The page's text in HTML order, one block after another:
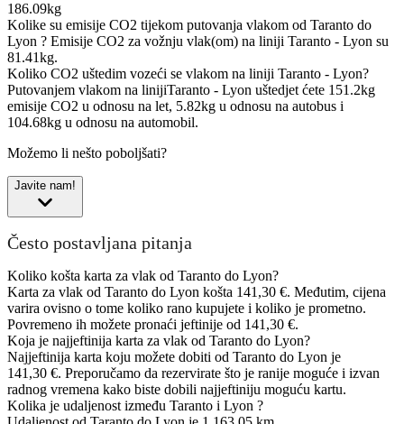
186.09kg
Kolike su emisije CO2 tijekom putovanja vlakom od Taranto do
Lyon ? Emisije CO2 za vožnju vlak(om) na liniji Taranto - Lyon su
81.41kg.
Koliko CO2 uštedim vozeći se vlakom na liniji Taranto - Lyon?
Putovanjem vlakom na linijiTaranto - Lyon uštedjet ćete 151.2kg
emisije CO2 u odnosu na let, 5.82kg u odnosu na autobus i
104.68kg u odnosu na automobil.
Možemo li nešto poboljšati?
Javite nam!
Često postavljana pitanja
Koliko košta karta za vlak od Taranto do Lyon?
Karta za vlak od Taranto do Lyon košta 141,30 €. Međutim, cijena
varira ovisno o tome koliko rano kupujete i koliko je prometno.
Povremeno ih možete pronaći jeftinije od 141,30 €.
Koja je najjeftinija karta za vlak od Taranto do Lyon?
Najjeftinija karta koju možete dobiti od Taranto do Lyon je
141,30 €. Preporučamo da rezervirate što je ranije moguće i izvan
radnog vremena kako biste dobili najjeftiniju moguću kartu.
Kolika je udaljenost između Taranto i Lyon ?